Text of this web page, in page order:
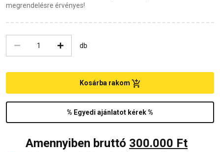
megrendelésre érvényes!
db
% Egyedi ajánlatot kérek %
Kosárba rakom
Amennyiben bruttó 300.000 Ft